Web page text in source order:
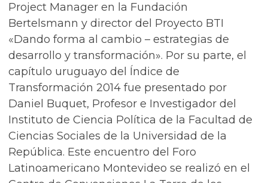
Project Manager en la Fundación
Bertelsmann y director del Proyecto BTI
«Dando forma al cambio – estrategias de
desarrollo y transformación». Por su parte, el
capítulo uruguayo del Índice de
Transformación 2014 fue presentado por
Daniel Buquet, Profesor e Investigador del
Instituto de Ciencia Política de la Facultad de
Ciencias Sociales de la Universidad de la
República. Este encuentro del Foro
Latinoamericano Montevideo se realizó en el